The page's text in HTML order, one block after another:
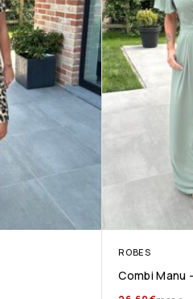
ROBES
Combi Manu